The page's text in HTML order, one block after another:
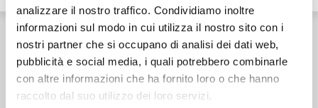
analizzare il nostro traffico. Condividiamo inoltre
informazioni sul modo in cui utilizza il nostro sito con i
nostri partner che si occupano di analisi dei dati web,
pubblicità e social media, i quali potrebbero combinarle
con altre informazioni che ha fornito loro o che hanno
raccolto dal suo utilizzo dei loro servizi.